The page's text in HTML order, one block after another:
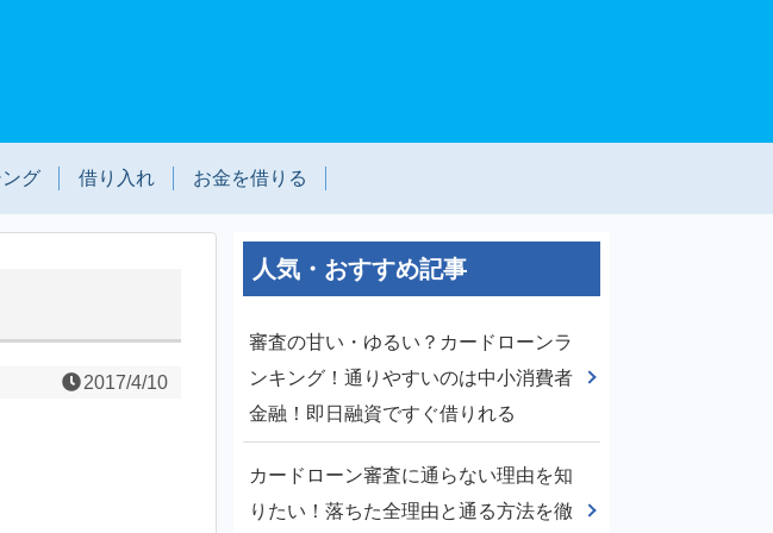
グ 借り入れ お金を借りる
2017/4/10
人気・おすすめ記事
審査の甘い・ゆるい？カードローンラ
ンキング！通りやすいのは中小消費者
金融！即日融資ですぐ借りれる
カードローン審査に通らない理由を知
りたい！落ちた全理由と通る方法を徹